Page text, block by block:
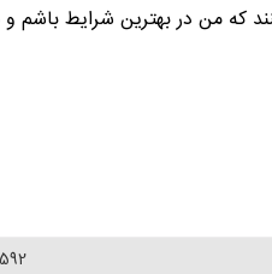
که من در بهترین شرایط باشم و